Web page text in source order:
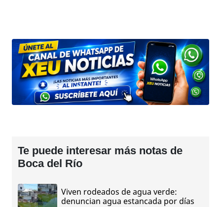
Te puede interesar más notas de
Boca del Río
Viven rodeados de agua verde:
denuncian agua estancada por días